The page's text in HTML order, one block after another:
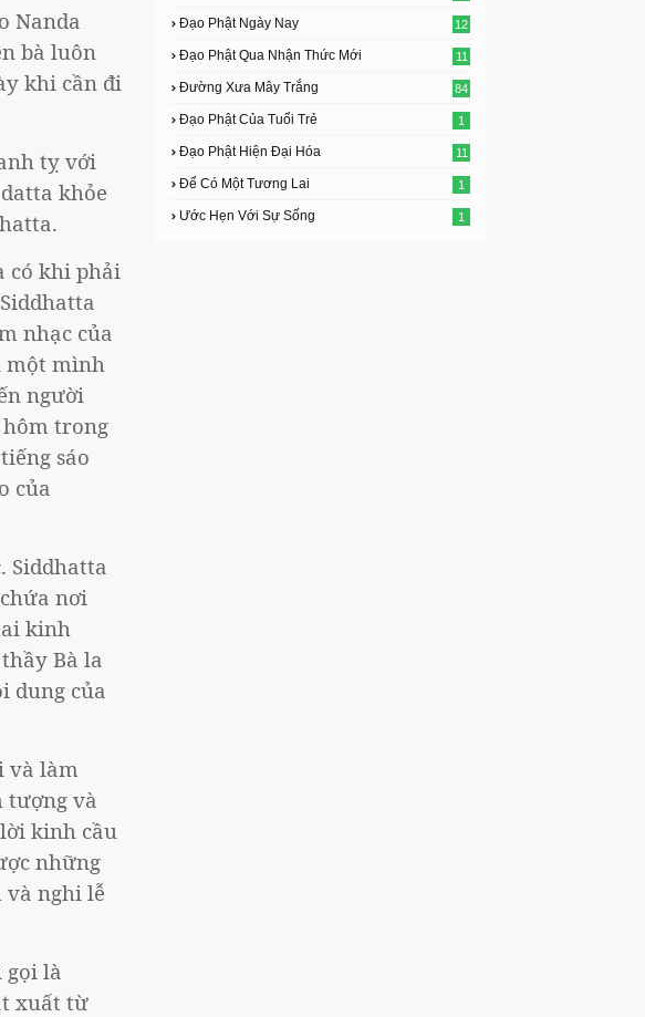
Nanda
bà luôn
khi cần đi
tỵ với
khỏe
có khi phải
nhạc của
một mình
người
trong
sáo
của
Siddhatta
nơi
kinh
Bà la
dung của
và làm
tượng và
kinh cầu
những
nghi lễ
gọi là
xuất từ
Đạo Phật Ngày Nay 12
Đạo Phật Qua Nhận Thức Mới 11
Đường Xưa Mây Trắng 84
Đạo Phật Của Tuổi Trẻ 1
Đạo Phật Hiện Đại Hóa 11
Để Có Một Tương Lai 1
Ước Hẹn Với Sự Sống 1